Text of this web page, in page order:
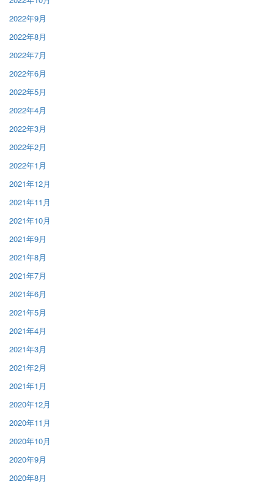
2022年9月
2022年8月
2022年7月
2022年6月
2022年5月
2022年4月
2022年3月
2022年2月
2022年1月
2021年12月
2021年11月
2021年10月
2021年9月
2021年8月
2021年7月
2021年6月
2021年5月
2021年4月
2021年3月
2021年2月
2021年1月
2020年12月
2020年11月
2020年10月
2020年9月
2020年8月